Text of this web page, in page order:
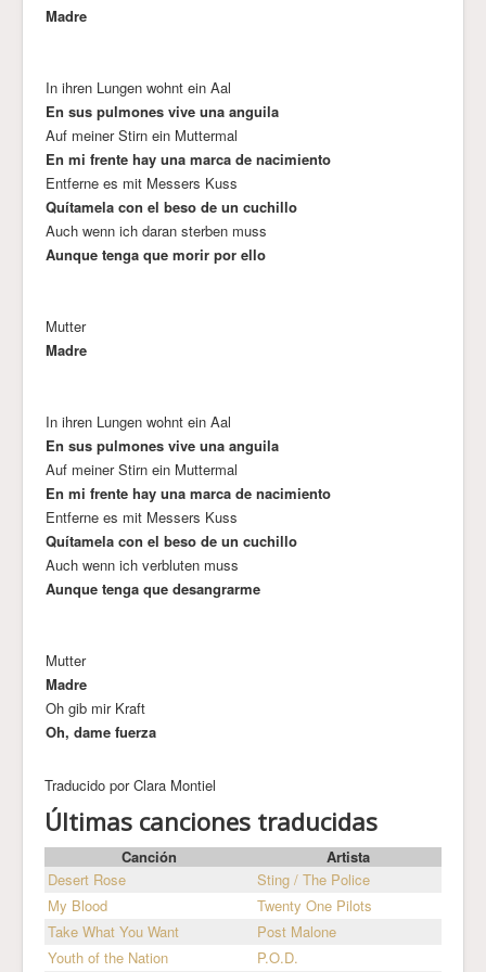
Madre
In ihren Lungen wohnt ein Aal
En sus pulmones vive una anguila
Auf meiner Stirn ein Muttermal
En mi frente hay una marca de nacimiento
Entferne es mit Messers Kuss
Quítamela con el beso de un cuchillo
Auch wenn ich daran sterben muss
Aunque tenga que morir por ello
Mutter
Madre
In ihren Lungen wohnt ein Aal
En sus pulmones vive una anguila
Auf meiner Stirn ein Muttermal
En mi frente hay una marca de nacimiento
Entferne es mit Messers Kuss
Quítamela con el beso de un cuchillo
Auch wenn ich verbluten muss
Aunque tenga que desangrarme
Mutter
Madre
Oh gib mir Kraft
Oh, dame fuerza
Traducido por Clara Montiel
Últimas canciones traducidas
Canción
Artista
Desert Rose
Sting / The Police
My Blood
Twenty One Pilots
Take What You Want
Post Malone
Youth of the Nation
P.O.D.